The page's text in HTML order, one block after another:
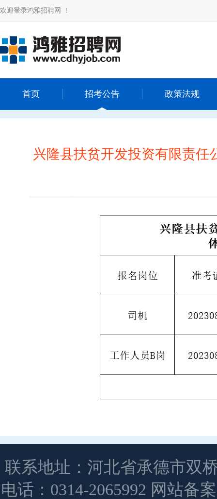
欢迎登录鸿雅招聘网 ！
首页 招考公告 政策法规
兴隆县扶贫开发投资有限责任
联系地址：河北省承德市双
电话：0314-2065992 网站备